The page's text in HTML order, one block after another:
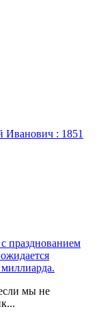
Иванович : 1851
празднованием
мы не